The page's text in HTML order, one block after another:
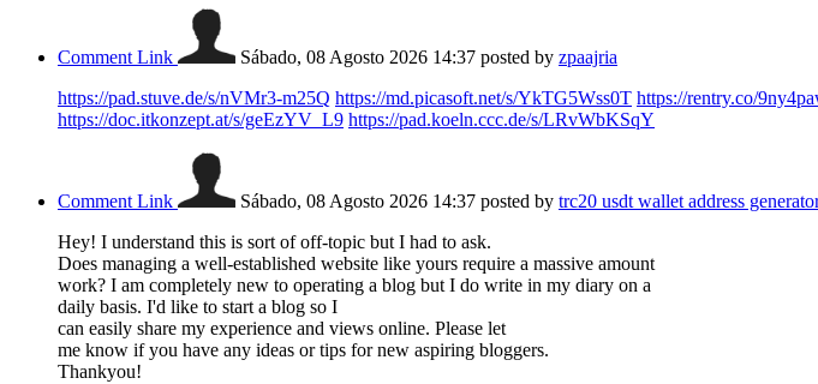
Comment Link Sábado, 08 Agosto 2026 14:37 posted by zpaajria
https://pad.stuve.de/s/nVMr3-m25Q https://md.picasoft.net/s/YkTG5Wss0T https://rentry.co/
https://doc.itkonzept.at/s/geEzYV_L9 https://pad.koeln.ccc.de/s/LRvWbKSqY
Comment Link Sábado, 08 Agosto 2026 14:37 posted by trc20 usdt wallet address
Hey! I understand this is sort of off-topic but I had to ask.
Does managing a well-established website like yours require a massive amount
work? I am completely new to operating a blog but I do write in my diary on a
daily basis. I'd like to start a blog so I
can easily share my experience and views online. Please let
me know if you have any ideas or tips for new aspiring bloggers.
Thankyou!